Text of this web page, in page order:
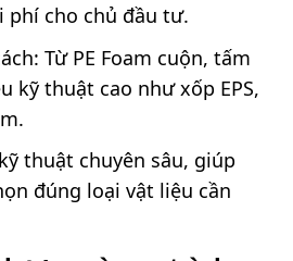
phí cho chủ đầu tư.
Từ PE Foam cuộn, tấm
kỹ thuật cao như xốp EPS,
thuật chuyên sâu, giúp
đúng loại vật liệu cần